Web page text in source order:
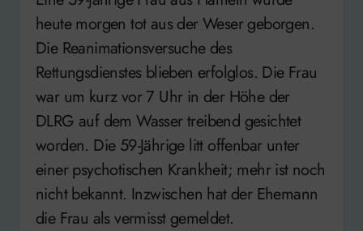
heute morgen tot aus der Weser geborgen.
Die Reanimationsversuche des
Rettungsdienstes blieben erfolglos. Die Frau
war um kurz vor 7 Uhr in der Höhe der
DLRG auf dem Wasser treibend gesichtet
worden. Die 59-Jährige litt offenbar unter
einer psychotischen Krankheit; mehr ist noch
nicht bekannt. Inzwischen hat der Ehemann
die Frau als vermisst gemeldet.